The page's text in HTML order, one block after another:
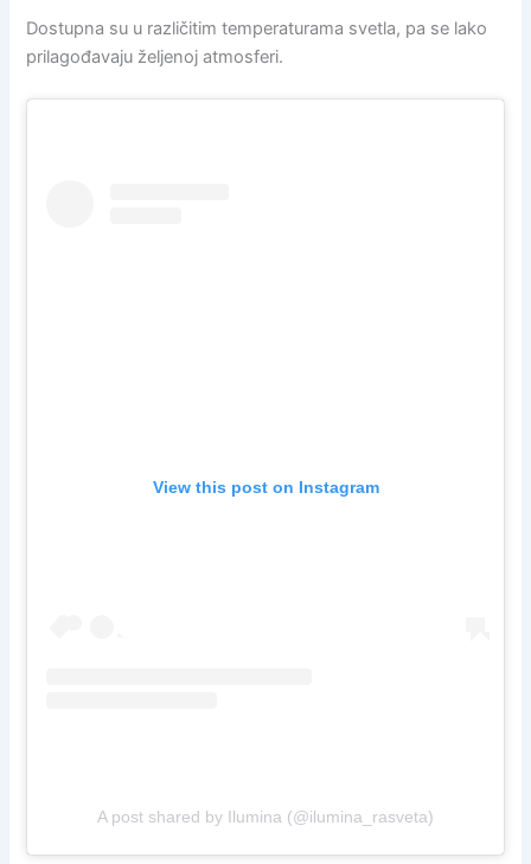
Dostupna su u različitim temperaturama svetla, pa se lako
prilagođavaju željenoj atmosferi.
View this post on Instagram
A post shared by Ilumina (@ilumina_rasveta)